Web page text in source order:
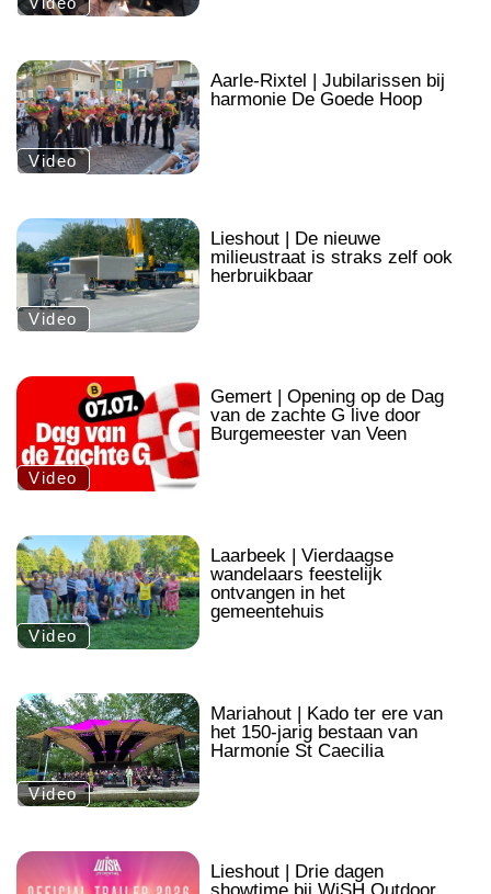
.
Video
Aarle-Rixtel | Jubilarissen bij
harmonie De Goede Hoop
.
Video
Lieshout | De nieuwe
milieustraat is straks zelf ook
herbruikbaar
.
Video
Gemert | Opening op de Dag
van de zachte G live door
Burgemeester van Veen
.
Video
Laarbeek | Vierdaagse
wandelaars feestelijk
ontvangen in het
gemeentehuis
.
Video
Mariahout | Kado ter ere van
het 150-jarig bestaan van
Harmonie St Caecilia
.
Lieshout | Drie dagen